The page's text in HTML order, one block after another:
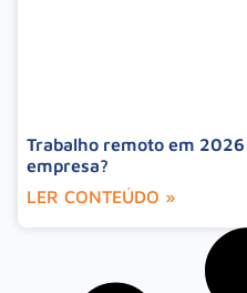
Trabalho remoto em
empresa?
LER CONTEÚDO »